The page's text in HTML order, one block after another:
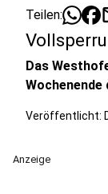
Teilen:
Das
Veröffentlicht:
Anzeige